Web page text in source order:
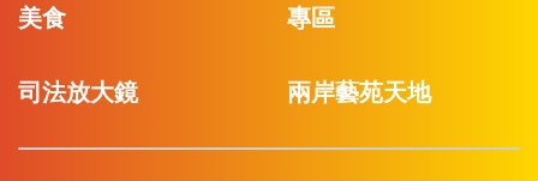
美食 專區
司法放大鏡 兩岸藝苑天地